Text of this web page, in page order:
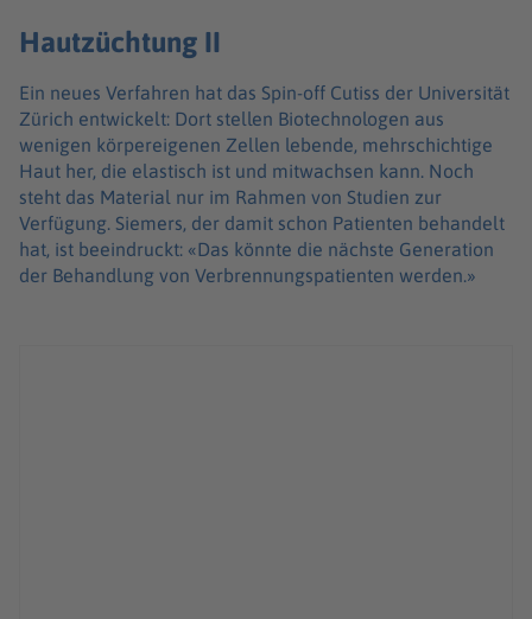
Hautzüchtung II
Ein neues Verfahren hat das Spin-off Cutiss der Universität
Zürich entwickelt: Dort stellen Biotechnologen aus
wenigen körpereigenen Zellen lebende, mehrschichtige
Haut her, die elastisch ist und mitwachsen kann. Noch
steht das Material nur im Rahmen von Studien zur
Verfügung. Siemers, der damit schon Patienten behandelt
hat, ist beeindruckt: «Das könnte die nächste Generation
der Behandlung von Verbrennungspatienten werden.»